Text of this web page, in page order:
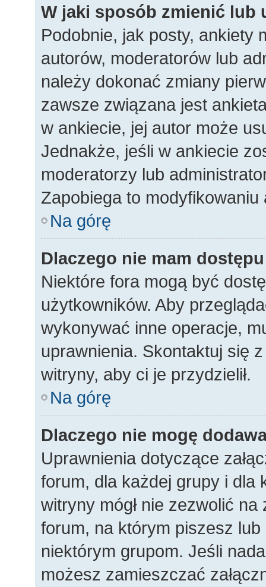
W jaki sposób zmienić lub
Podobnie, jak posty, ankiety
autorów, moderatorów lub
należy dokonać zmiany
zawsze związana jest
w ankiecie, jej autor może
Jednakże, jeśli w ankiecie
moderatorzy lub
Zapobiega to
Na górę
Dlaczego nie mam
Niektóre fora mogą być
użytkowników. Aby
wykonywać inne operacje,
uprawnienia. Skontaktuj się
witryny, aby ci je przydzielił.
Na górę
Dlaczego nie mogę
Uprawnienia dotyczące
forum, dla każdej grupy i dla
witryny mógł nie zezwolić
forum, na którym piszesz lub
niektórym grupom. Jeśli
możesz zamieszczać